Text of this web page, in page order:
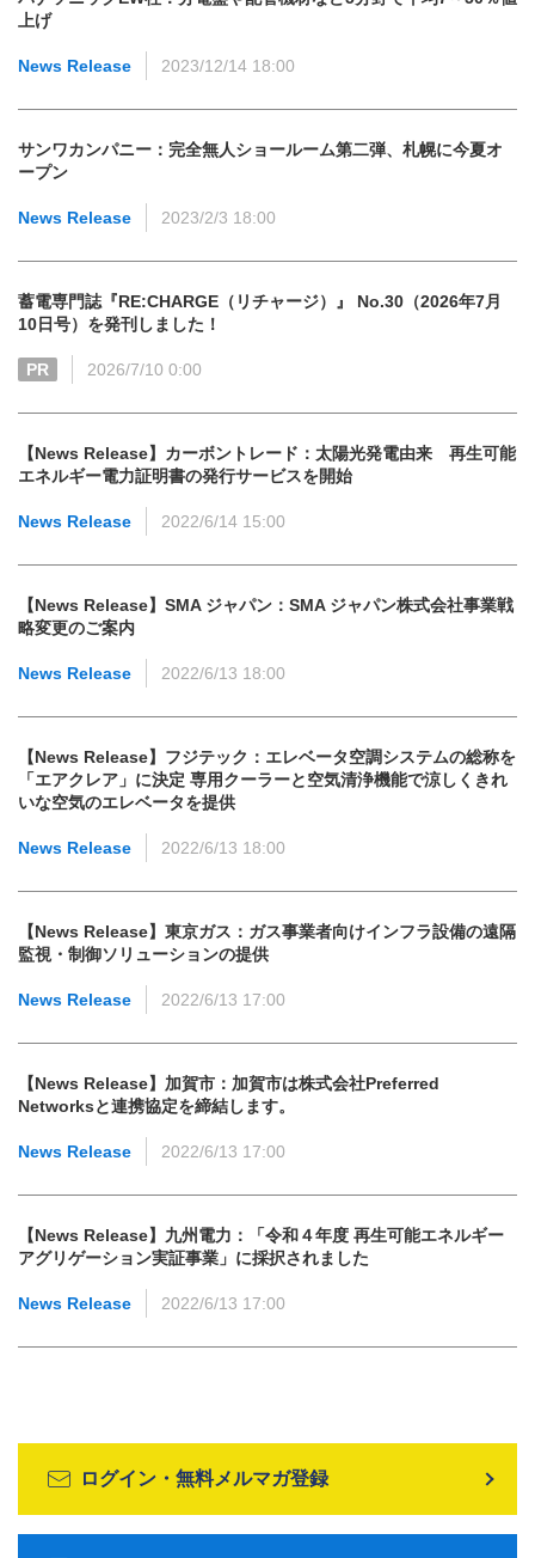
上げ
News Release 2023/12/14 18:00
サンワカンパニー：完全無人ショールーム第二弾、札幌に今夏オ
ープン
News Release 2023/2/3 18:00
蓄電専門誌『RE:CHARGE（リチャージ）』 No.30（2026年7月
10日号）を発刊しました！
PR 2026/7/10 0:00
【News Release】カーボントレード：太陽光発電由来 再生可能
エネルギー電力証明書の発行サービスを開始
News Release 2022/6/14 15:00
【News Release】SMA ジャパン：SMA ジャパン株式会社事業戦
略変更のご案内
News Release 2022/6/13 18:00
【News Release】フジテック：エレベータ空調システムの総称を
「エアクレア」に決定 専用クーラーと空気清浄機能で涼しくきれ
いな空気のエレベータを提供
News Release 2022/6/13 18:00
【News Release】東京ガス：ガス事業者向けインフラ設備の遠隔
監視・制御ソリューションの提供
News Release 2022/6/13 17:00
【News Release】加賀市：加賀市は株式会社Preferred
Networksと連携協定を締結します。
News Release 2022/6/13 17:00
【News Release】九州電力：「令和４年度 再生可能エネルギー
アグリゲーション実証事業」に採択されました
News Release 2022/6/13 17:00
ログイン・無料メルマガ登録